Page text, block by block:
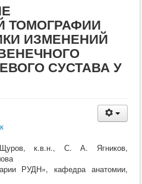
ТОМОГРАФИИ
ИЗМЕНЕНИЙ
СУСТАВА У
к.в.н., С. А. Ягников,
РУДН», кафедра анатомии,